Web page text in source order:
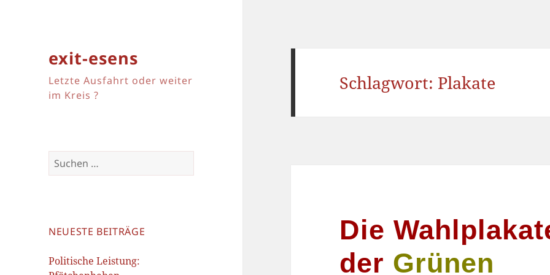
exit-esens
Letzte Ausfahrt oder weiter
im Kreis ?
Suchen
nach:
NEUESTE BEITRÄGE
Politische Leistung:
Schlagwort: Plakate
Die
der Grünen